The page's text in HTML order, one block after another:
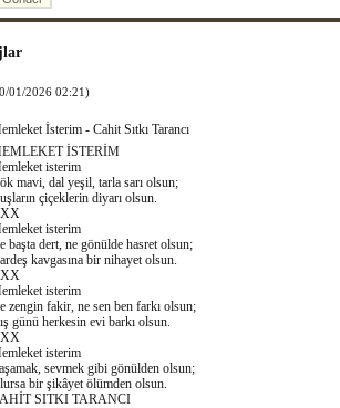
01/2026 02:21)
İsterim - Cahit Sıtkı Tarancı
İSTERİM
isterim
mavi, dal yeşil, tarla sarı olsun;
çiçeklerin diyarı olsun.
isterim
başta dert, ne gönülde hasret olsun;
kavgasına bir nihayet olsun.
isterim
zengin fakir, ne sen ben farkı olsun;
günü herkesin evi barkı olsun.
isterim
sevmek gibi gönülden olsun;
bir şikâyet ölümden olsun.
SITKI TARANCI